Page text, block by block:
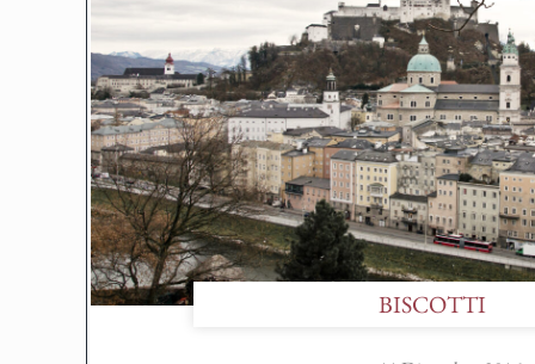
BISCOTTI